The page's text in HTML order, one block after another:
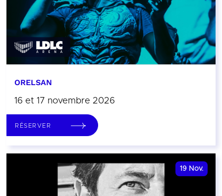
ORELSAN
16 et 17 novembre 2026
RÉSERVER
19 Nov.